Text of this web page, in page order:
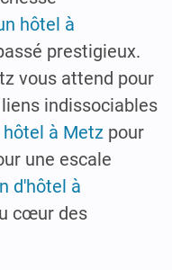
hôtel à
prestigieux.
vous attend pour
indissociables
à Metz pour
une escale
d'hôtel à
cœur des